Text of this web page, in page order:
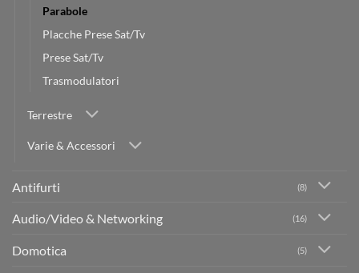
Parabole
Placche Prese Sat/Tv
Prese Sat/Tv
Trasmodulatori
Terrestre
Varie & Accessori
Antifurti (8)
Audio/Video & Networking (16)
Domotica (5)